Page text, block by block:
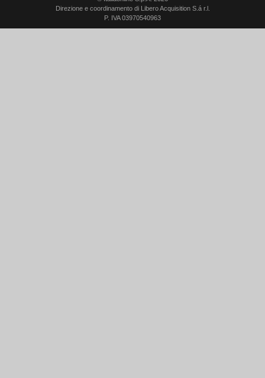
Direzione e coordinamento di Libero Acquisition S.á r.l.
P. IVA 03970540963